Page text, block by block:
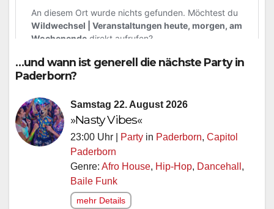
…und wann ist generell die nächste Party in
Paderborn?
Samstag 22. August 2026
»Nasty Vibes«
23:00 Uhr | Party in Paderborn, Capitol
Paderborn
Genre: Afro House, Hip-Hop, Dancehall ,
Baile Funk
mehr Details